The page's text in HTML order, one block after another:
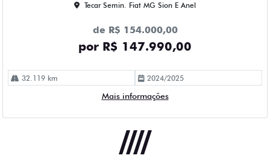
Tecar Semin. Fiat MG Sion E Anel
de R$ 154.000,00
por R$ 147.990,00
32.119 km 2024/2025
Mais informações